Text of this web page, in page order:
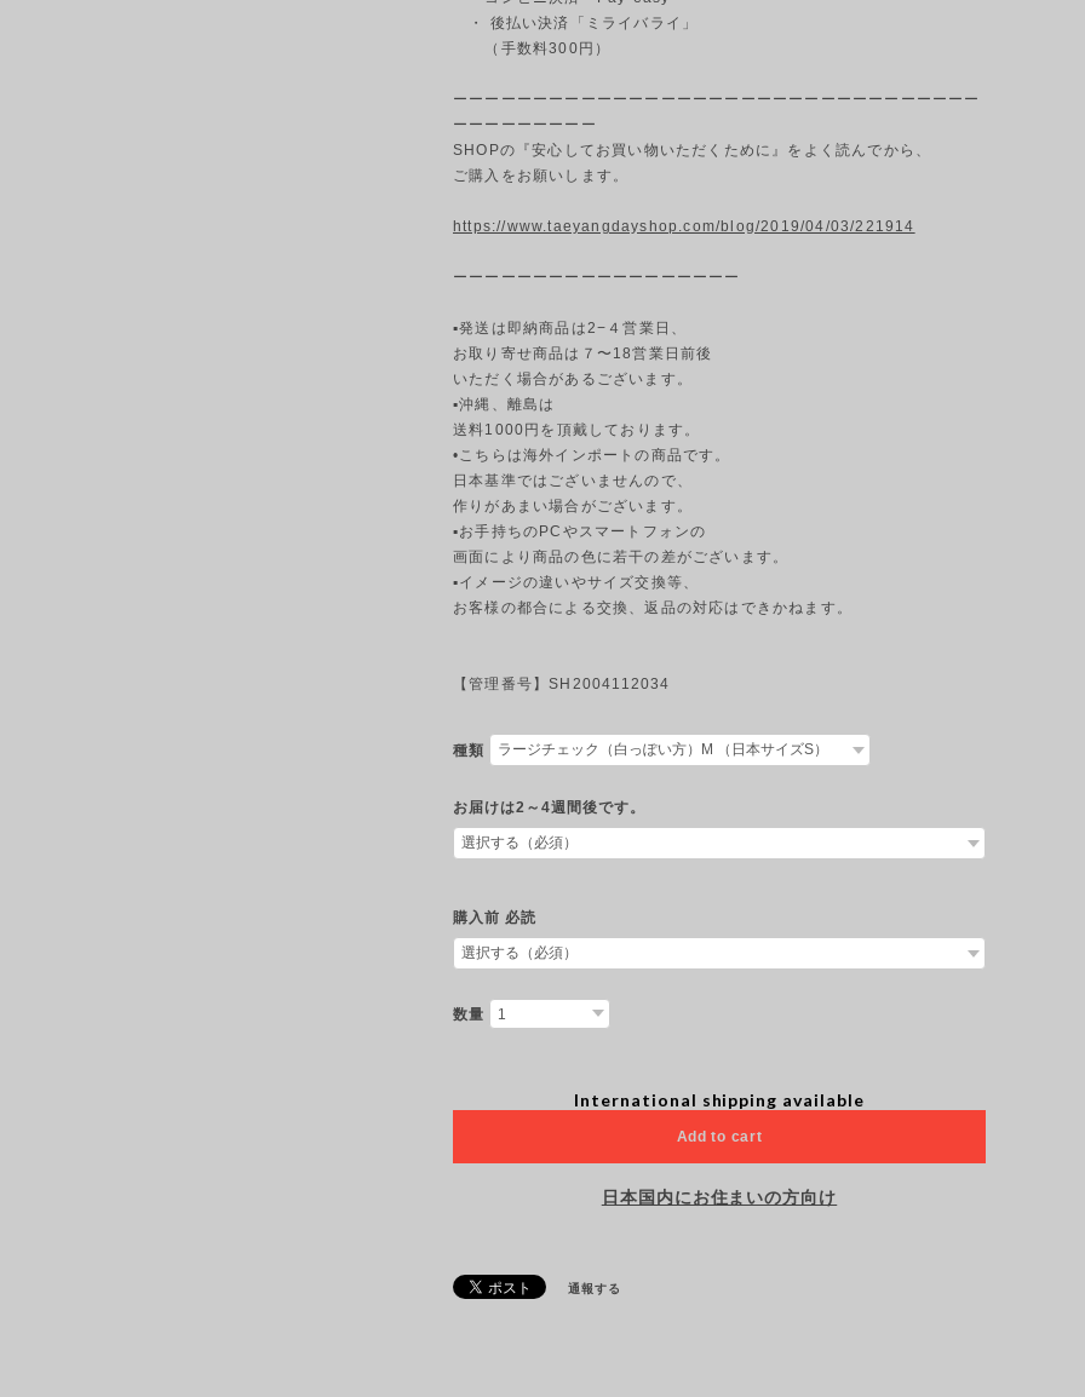
・ 後払い決済「ミライバライ」
（手数料300円）
ーーーーーーーーーーーーーーーーーーーーーーーーーーーーーーーーー
ーーーーーーーーー
SHOPの『安心してお買い物いただくために』をよく読んでから、
ご購入をお願いします。
https://www.taeyangdayshop.com/blog/2019/04/03/221914
ーーーーーーーーーーーーーーーーーー
▪発送は即納商品は2−４営業日、
お取り寄せ商品は７〜18営業日前後
いただく場合があるございます。
▪︎沖縄、離島は
送料1000円を頂戴しております。
•こちらは海外インポートの商品です。
日本基準ではございませんので、
作りがあまい場合がございます。
▪︎お手持ちのPCやスマートフォンの
画面により商品の色に若干の差がございます。
▪︎イメージの違いやサイズ交換等、
お客様の都合による交換、返品の対応はできかねます。
【管理番号】SH2004112034
種類
お届けは2～4週間後です。
購入前 必読
数量
International shipping available
Add to cart
日本国内にお住まいの方向け
通報する